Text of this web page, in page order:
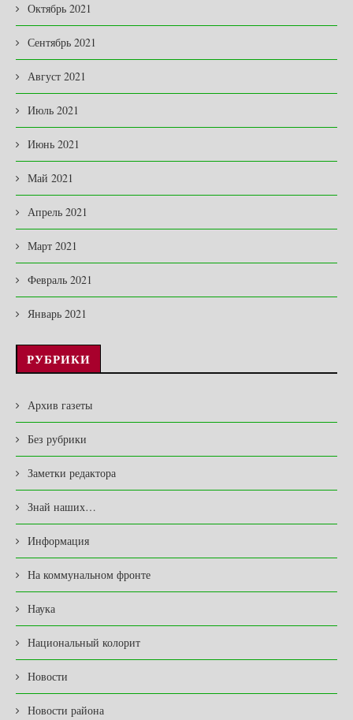
Октябрь 2021
Сентябрь 2021
Август 2021
Июль 2021
Июнь 2021
Май 2021
Апрель 2021
Март 2021
Февраль 2021
Январь 2021
РУБРИКИ
Архив газеты
Без рубрики
Заметки редактора
Знай наших…
Информация
На коммунальном фронте
Наука
Национальный колорит
Новости
Новости района